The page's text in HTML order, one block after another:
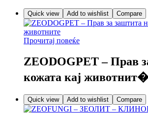
Quick view Add to wishlist Compare
Прочитај повеќе
ZEODOGPET – Прав
кожата кај
Quick view Add to wishlist Compare